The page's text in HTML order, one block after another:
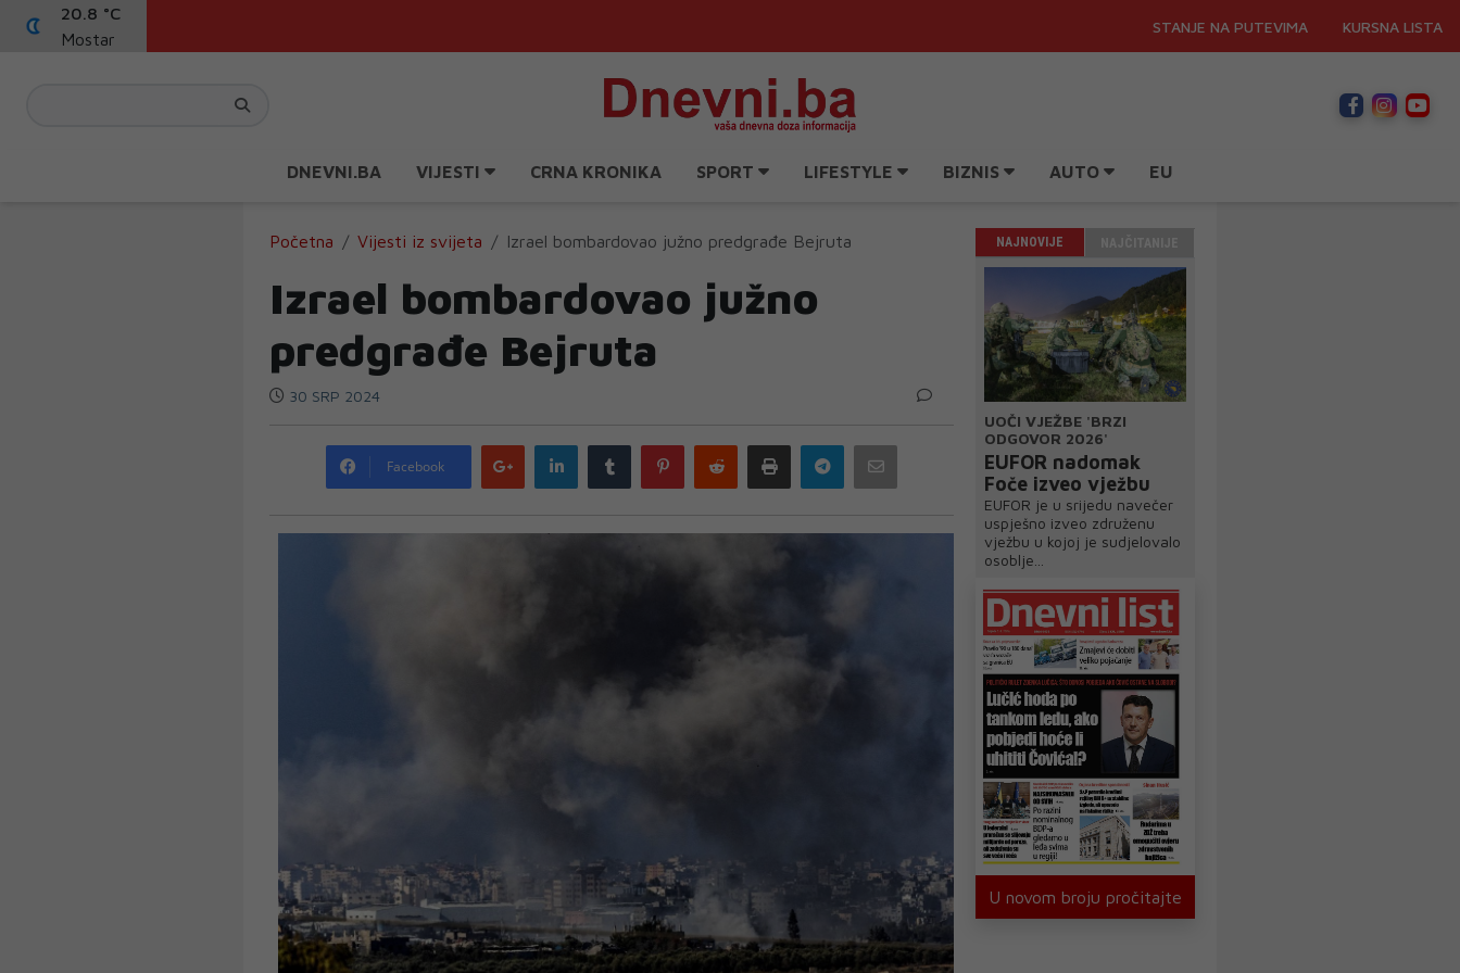
20.8 °C
Mostar
STANJE NA PUTEVIMA KURSNA LISTA
DNEVNI.BA VIJESTI CRNA KRONIKA SPORT LIFESTYLE BIZNIS AUTO EU
Početna Vijesti iz svijeta Izrael bombardovao južno predgrađe Bejruta
Izrael bombardovao južno
predgrađe Bejruta
30 SRP 2024
Facebook
Google
plus
LinkedIn Tumblr PinterestReddit Print Telegram
NAJNOVIJE
UOČI VJEŽBE 'BRZI
ODGOVOR 2026'
EUFOR nadomak
Foče izveo vježbu
EUFOR je u srijedu navečer
uspješno izveo združenu
vježbu u kojoj je sudjelovalo
osoblje...
U novom broju pročitajte